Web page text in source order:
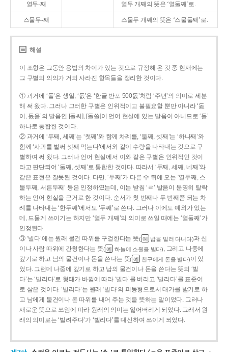
열두-째 열두 개째의 뜻은 ‘열둘째’로.
스물두-째 스물두 개째의 뜻은 ‘스물둘째’로.
해설
이 조항은 그동안 용법의 차이가 있는 것으로 규정해 온 것 중 현재에는
그 구별의 의의가 거의 사라진 항목들을 정리한 것이다.
① 과거에 ‘돌’은 생일, ‘돐’은 ‘한글 반포 500돐’처럼 ‘주년’의 의미로 세분
해 써 왔다. 그러나 그러한 구별은 인위적이고 불필요할 뿐만 아니라 ‘돐
이, 돐을’의 발음인 [돌씨], [돌쓸]이 언어 현실에 있는 발음이 아니므로 ‘돌’
하나로 통합한 것이다.
② 과거에 ‘두째, 세째’는 ‘첫째’와 함께 차례를, ‘둘째, 셋째’는 ‘하나째’와
함께 ‘사과를 벌써 셋째 먹는다’에서와 같이 수량을 나타내는 것으로 구
별하여 써 왔다. 그러나 언어 현실에서 이와 같은 구별은 인위적인 것이
라고 판단되어 ‘둘째, 셋째’로 통합한 것이다. 따라서 ‘두째, 세째, 네째’와
같은 표현은 잘못된 것이다. 다만, ‘두째’가 다른 수 뒤에 오는 ‘열두째, 스
물두째, 서른두째’ 등은 인정하였는데, 이는 받침 ‘ㄹ’ 발음이 분명히 탈락
하는 언어 현실을 근거로 한 것이다. 순서가 첫 번째나 두 번째쯤 되는 차
례를 나타내는 ‘한두째’에서도 ‘두째’로 쓴다. 그러나 이에도 예외가 있는
데, 드물게 쓰이기는 하지만 ‘열두 개째’의 의미로 쓰일 때에는 ‘열둘째’가
인정된다.
③ ‘빌다’에는 원래 물건 따위를 구걸한다는 뜻( 예 밥을 빌러 다니다)과 신
이나 사람 따위에 간청한다는 뜻( 예 하늘에 소원을 빌다), 그리고 나중에
갚기로 하고 남의 물건이나 돈을 쓴다는 뜻( 예 친구에게 돈을 빌다)이 있
었다. 그런데 나중에 갚기로 하고 남의 물건이나 돈을 쓴다는 뜻의 ‘빌
다’는 ‘빌리다’로 형태가 바뀜에 따라 ‘빌다’를 버리고 ‘빌리다’를 표준어
로 삼은 것이다. ‘빌리다’는 원래 ‘빌다’의 피동형으로서 대가를 받기로 하
고 남에게 물건이나 돈 따위를 내어 주는 것을 뜻하는 말이었다. 그러나
새로운 뜻으로 쓰임에 따라 원래의 의미는 잃어버리게 되었다. 그래서 원
래의 의미로는 ‘빌려주다’가 ‘빌리다’를 대신하여 쓰이게 되었다.